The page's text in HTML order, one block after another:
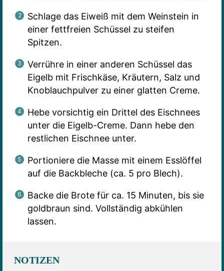
Schlage das Eiweiß mit dem Weinstein in
einer fettfreien Schüssel zu steifen
Spitzen.
Verrühre in einer anderen Schüssel das
Eigelb mit Frischkäse, Kräutern, Salz und
Knoblauchpulver zu einer glatten Creme.
Hebe vorsichtig ein Drittel des Eischnees
unter die Eigelb-Creme. Dann hebe den
restlichen Eischnee unter.
Portioniere die Masse mit einem Esslöffel
auf die Backbleche (ca. 5 pro Blech).
Backe die Brote für ca. 15 Minuten, bis sie
goldbraun sind. Vollständig abkühlen
lassen.
NOTIZEN